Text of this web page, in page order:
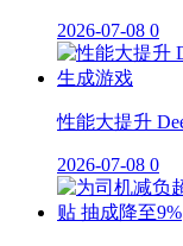
2026-07-08 0
性能大提升
2026-07-08 0